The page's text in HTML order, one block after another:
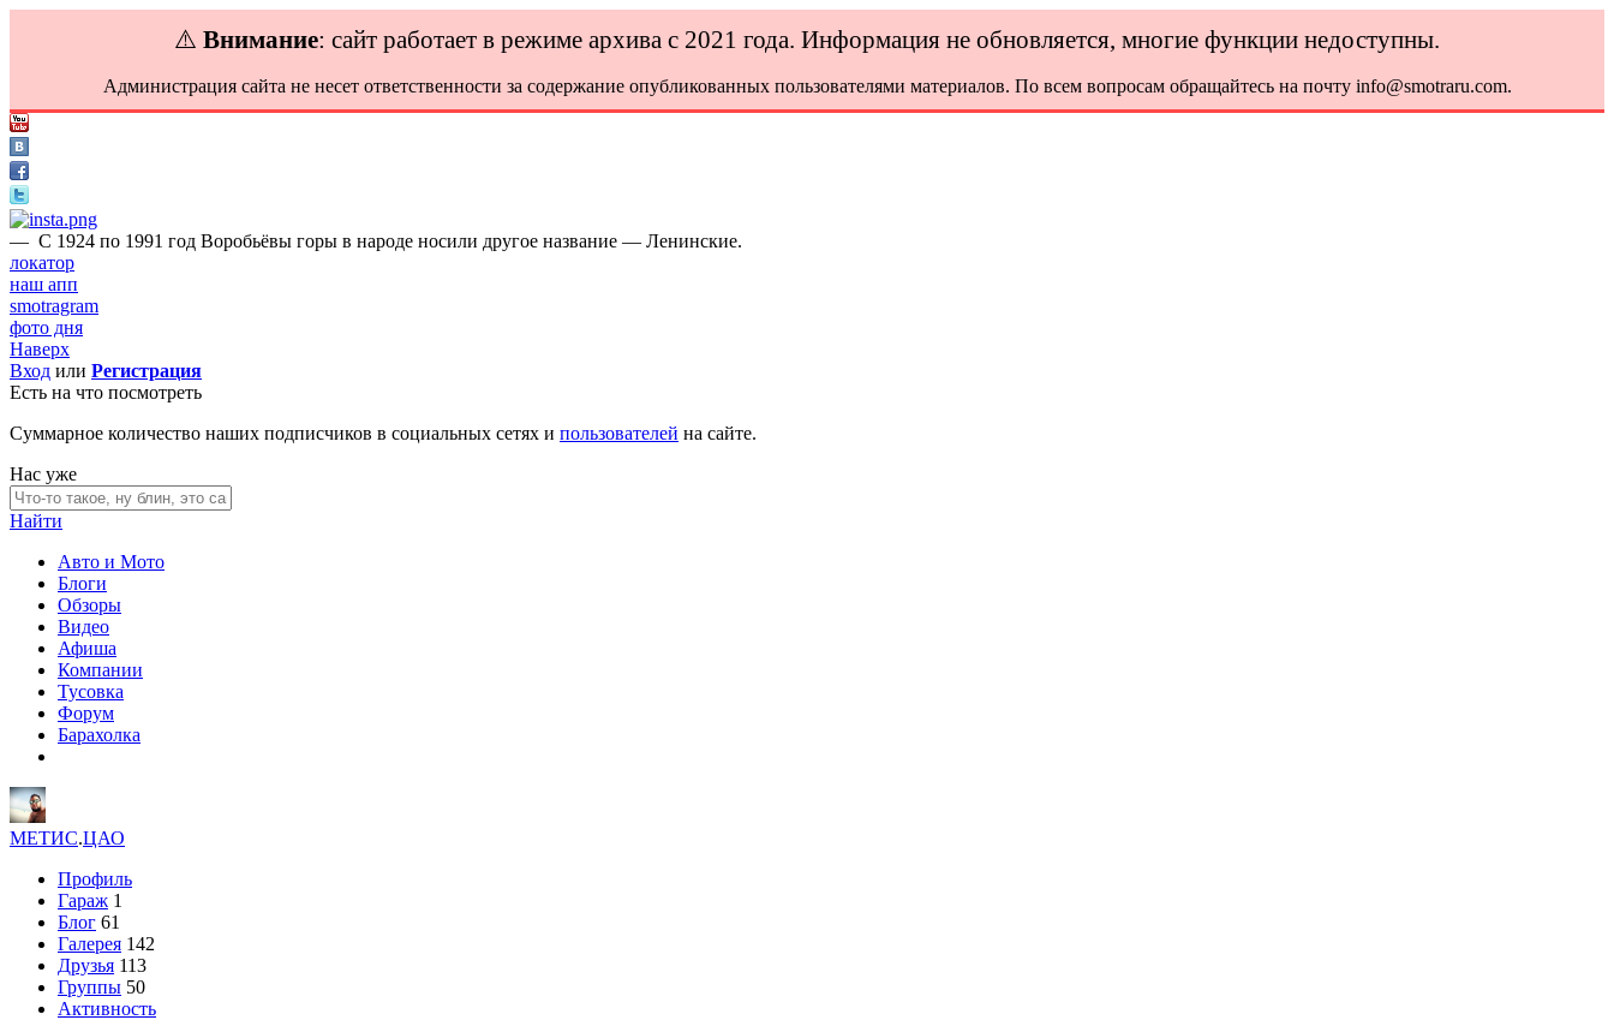
⚠️ Внимание: сайт работает в режиме архива с 2021 года. Информация не обновляется, многие функции недоступны.
Администрация сайта не несет ответственности за содержание опубликованных пользователями материалов. По всем вопросам обращайтесь на почту info@smotraru.com.
— С 1924 по 1991 год Воробьёвы горы в народе носили другое название — Ленинские.
локатор
наш апп
smotragram
фото дня
Наверх
Вход или Регистрация
Есть на что посмотреть
Суммарное количество наших подписчиков в социальных сетях и пользователей на сайте.
Нас уже
Найти
Авто и Мото
Блоги
Обзоры
Видео
Афиша
Компании
Тусовка
Форум
Барахолка
МЕТИС.ЦАО
Профиль
Гараж 1
Блог 61
Галерея 142
Друзья 113
Группы 50
Активность